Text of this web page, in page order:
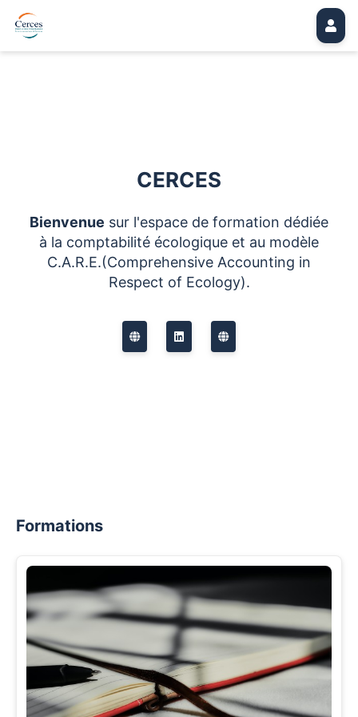
CERCES
Bienvenue sur l'espace de formation dédiée
à la comptabilité écologique et au modèle
C.A.R.E.(Comprehensive Accounting in
Respect of Ecology).
Formations